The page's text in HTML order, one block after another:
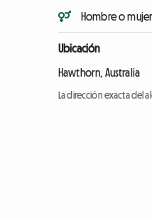
Hombre o mujer
Ubicación
Hawthorn, Australia
La dirección exacta del